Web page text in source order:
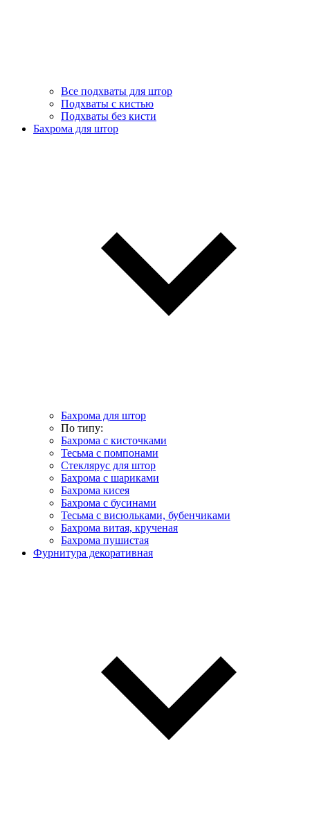
Все подхваты для штор
Подхваты с кистью
Подхваты без кисти
Бахрома для штор
Бахрома для штор
По типу:
Бахрома с кисточками
Тесьма с помпонами
Стеклярус для штор
Бахрома с шариками
Бахрома кисея
Бахрома с бусинами
Тесьма с висюльками, бубенчиками
Бахрома витая, крученая
Бахрома пушистая
Фурнитура декоративная